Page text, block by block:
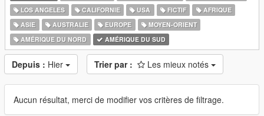
LOS ANGELES
CALIFORNIE USA FICTIF
AFRIQUE
ASIE
AUSTRALIE EUROPE
MOYEN-ORIENT
AMÉRIQUE DU NORD
AMÉRIQUE DU SUD
Depuis : Hier Trier par : Les mieux notés
Aucun résultat, merci de modifier vos critères de filtrage.